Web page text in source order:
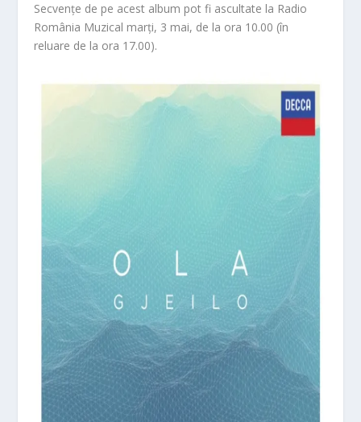
Secvențe de pe acest album pot fi ascultate la Radio
România Muzical marți, 3 mai, de la ora 10.00 (în
reluare de la ora 17.00).